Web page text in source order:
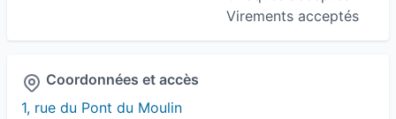
Virements acceptés
Coordonnées et accès
1, rue du Pont du Moulin